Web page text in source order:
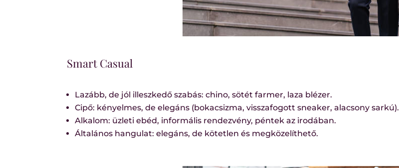
Smart Casual
Lazább, de jól illeszkedő szabás: chino, sötét farmer, laza blézer.
Cipő: kényelmes, de elegáns (bokacsizma, visszafogott sneaker, alacsony sarkú).
Alkalom: üzleti ebéd, informális rendezvény, péntek az irodában.
Általános hangulat: elegáns, de kötetlen és megközelíthető.